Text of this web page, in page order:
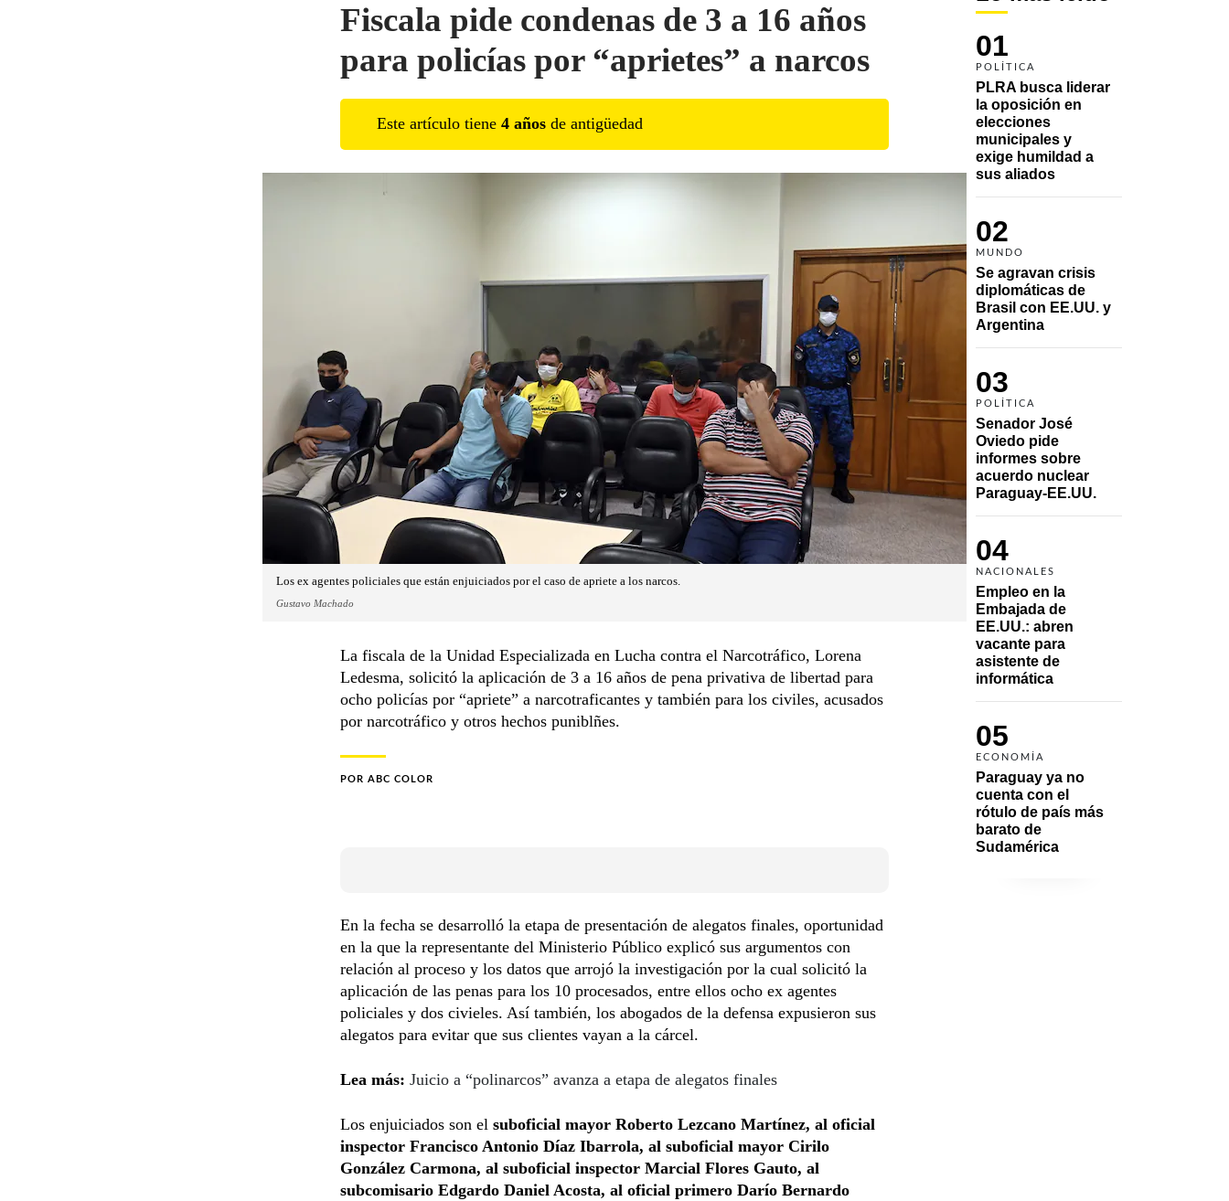
01
POLÍTICA
PLRA busca liderar
la oposición en
elecciones
municipales y
exige humildad a
sus aliados
02
MUNDO
Se agravan crisis
diplomáticas de
Brasil con EE.UU. y
Argentina
03
POLÍTICA
Senador José
Oviedo pide
informes sobre
acuerdo nuclear
Paraguay-EE.UU.
04
NACIONALES
Empleo en la
Embajada de
EE.UU.: abren
vacante para
asistente de
informática
05
ECONOMÍA
Paraguay ya no
cuenta con el
rótulo de país más
barato de
Sudamérica
Fiscala pide condenas de 3 a 16 años
para policías por “aprietes” a narcos
Este artículo tiene 4 años de antigüedad
Los ex agentes policiales que están enjuiciados por el caso de apriete a los narcos.
Gustavo Machado
La fiscala de la Unidad Especializada en Lucha contra el Narcotráfico, Lorena
Ledesma, solicitó la aplicación de 3 a 16 años de pena privativa de libertad para
ocho policías por “apriete” a narcotraficantes y también para los civiles, acusados
por narcotráfico y otros hechos puniblñes.
POR ABC COLOR
En la fecha se desarrolló la etapa de presentación de alegatos finales, oportunidad
en la que la representante del Ministerio Público explicó sus argumentos con
relación al proceso y los datos que arrojó la investigación por la cual solicitó la
aplicación de las penas para los 10 procesados, entre ellos ocho ex agentes
policiales y dos civieles. Así también, los abogados de la defensa expusieron sus
alegatos para evitar que sus clientes vayan a la cárcel.
Lea más: Juicio a “polinarcos” avanza a etapa de alegatos finales
Los enjuiciados son el suboficial mayor Roberto Lezcano Martínez, al oficial
inspector Francisco Antonio Díaz Ibarrola, al suboficial mayor Cirilo
González Carmona, al suboficial inspector Marcial Flores Gauto, al
subcomisario Edgardo Daniel Acosta, al oficial primero Darío Bernardo